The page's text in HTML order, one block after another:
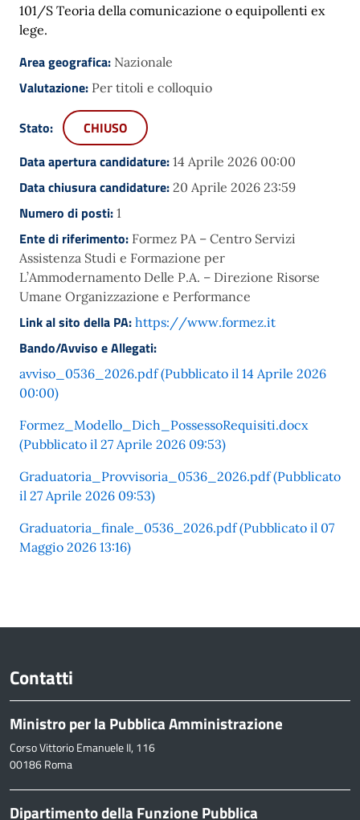
101/S Teoria della comunicazione o equipollenti ex
lege.
Area geografica: Nazionale
Valutazione: Per titoli e colloquio
Stato:
CHIUSO
Data apertura candidature: 14 Aprile 2026 00:00
Data chiusura candidature: 20 Aprile 2026 23:59
Numero di posti: 1
Ente di riferimento: Formez PA – Centro Servizi
Assistenza Studi e Formazione per
L’Ammodernamento Delle P.A. – Direzione Risorse
Umane Organizzazione e Performance
Link al sito della PA: https://www.formez.it
Bando/Avviso e Allegati:
avviso_0536_2026.pdf (Pubblicato il 14 Aprile 2026
00:00)
Formez_Modello_Dich_PossessoRequisiti.docx
(Pubblicato il 27 Aprile 2026 09:53)
Graduatoria_Provvisoria_0536_2026.pdf (Pubblicato
il 27 Aprile 2026 09:53)
Graduatoria_finale_0536_2026.pdf (Pubblicato il 07
Maggio 2026 13:16)
Contatti
Ministro per la Pubblica Amministrazione
Corso Vittorio Emanuele II, 116
00186 Roma
Dipartimento della Funzione Pubblica